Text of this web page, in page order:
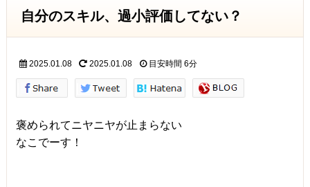
自分のスキル、過小評価してない？
2025.01.08 2025.01.08 目安時間 6分
褒められてニヤニヤが止まらない
なこでーす！